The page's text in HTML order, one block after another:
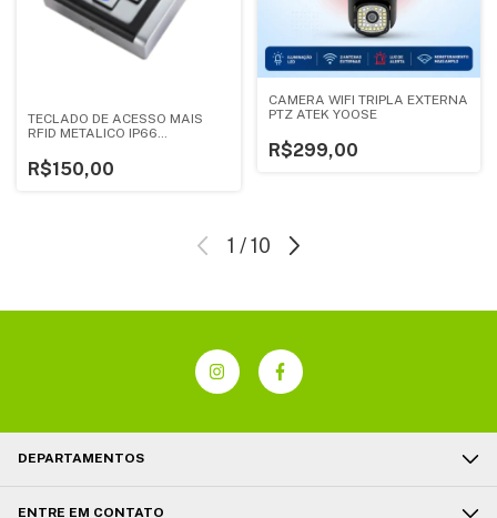
TECLADO DE ACESSO MAIS
RFID METALICO IP66
K6EM-W
R$150,00
CAMERA WIFI TRIPLA EXTERNA
PTZ ATEK YOOSE
R$299,00
1 / 10
DEPARTAMENTOS
ENTRE EM CONTATO